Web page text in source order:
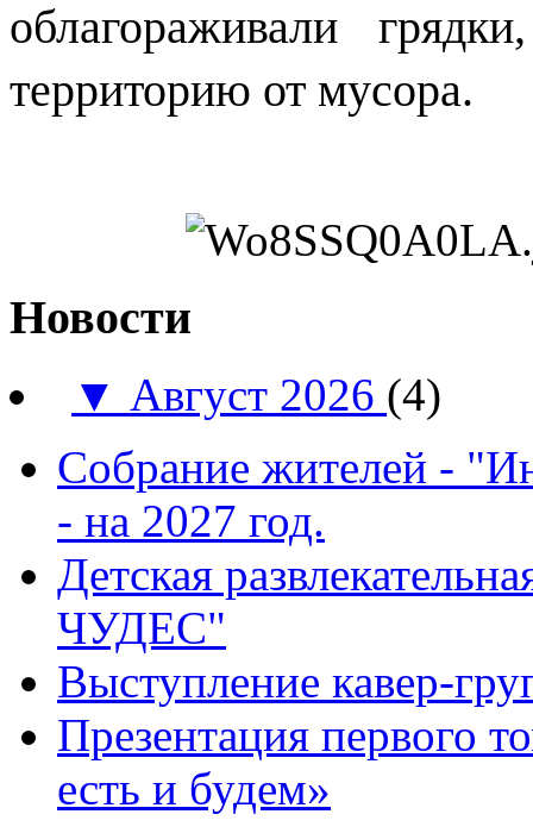
облагораживали
территорию от мусора.
Новости
▼ Август 2026 (4)
Собрание жителей -
- на 2027 год.
Детская
ЧУДЕС"
Выступление кавер-
Презентация первого
есть и будем»